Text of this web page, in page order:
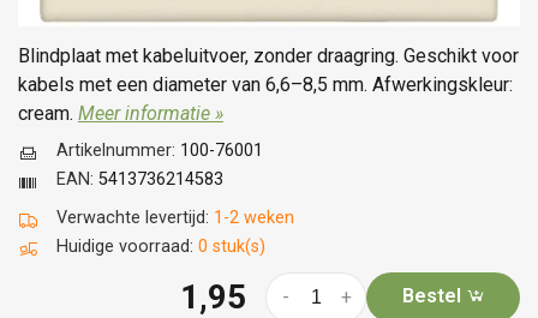
Blindplaat met kabeluitvoer, zonder draagring. Geschikt voor
kabels met een diameter van 6,6–8,5 mm. Afwerkingskleur:
cream. Meer informatie »
Verwachte levertijd: 1-2 weken
Huidige voorraad: 0 stuk(s)
Artikelnummer: 100-76001
EAN: 5413736214583
1,95 +
- Bestel